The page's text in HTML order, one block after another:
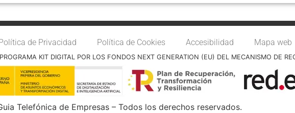
de Privacidad Política de Cookies Accesibilidad Mapa web
KIT DIGITAL POR LOS FONDOS NEXT GENERATION (EU) DEL MECANISMO DE
Telefónica de Empresas – Todos los derechos reservados.